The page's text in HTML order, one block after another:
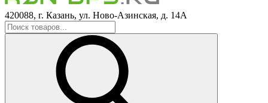
420088, г. Казань, ул. Ново-Азинская, д. 14А